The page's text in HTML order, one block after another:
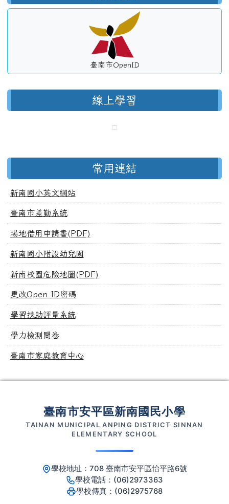
臺南市OpenID
線上學習
常用連結
新南國小英文網站
臺南市差勤系統
場地借用申請書(PDF)
新南國小附設幼兒園
新南校園危險地圖(PDF)
更改Open ID密碼
學習扶助評量系統
學力檢測問卷
臺南市家庭教育中心
臺南市安平區新南國民小學
TAINAN MUNICIPAL ANPING DISTRICT SINNAN
ELEMENTARY SCHOOL
學校地址：708 臺南市安平區怡平路6號
學校電話：(06)2973363
學校傳真：(06)2975768